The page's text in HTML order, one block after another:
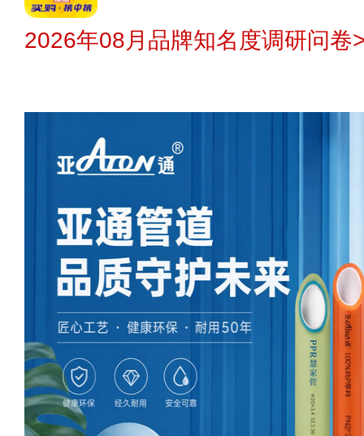
2026年08月品牌知名度调研问卷